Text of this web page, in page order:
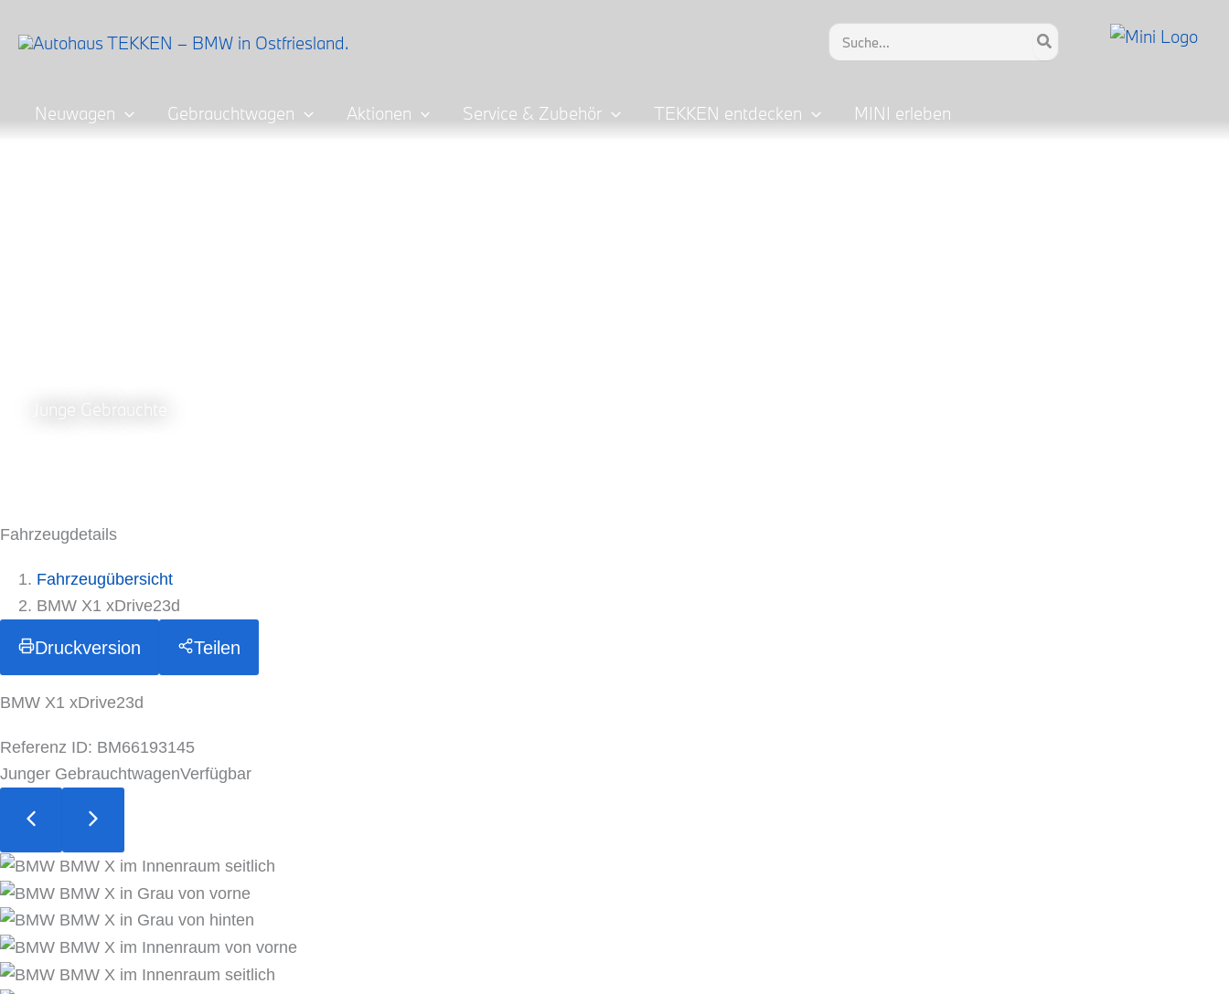
Inhalt
Search
for:
Neuwagen Gebrauchtwagen Aktionen Service & Zubehör TEKKEN entdecken MINI erleben
Junge Gebrauchte
Fahrzeugdetails
Fahrzeugübersicht
BMW X1 xDrive23d
Druckversion Teilen
BMW X1 xDrive23d
Referenz ID: BM66193145
Junger GebrauchtwagenVerfügbar